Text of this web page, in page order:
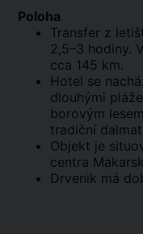
Poloha
Transfer z
2,5–3 hodiny.
cca 145 km.
Hotel se
dlouhými
borovým
tradiční
Objekt je
centra
Drvenik má